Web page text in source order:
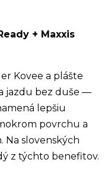
+ Maxxis
Kovee a plášte
jazdu bez duše —
lepšiu
povrchu a
Na slovenských
z týchto benefitov.